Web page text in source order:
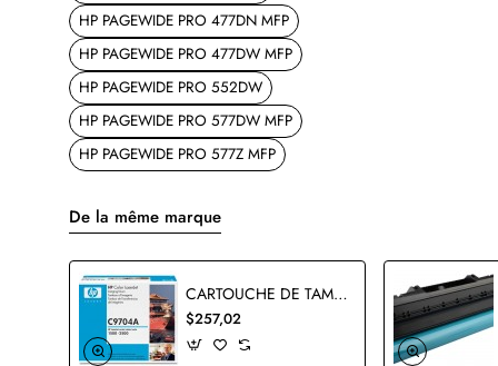
HP PAGEWIDE PRO 477DN MFP
HP PAGEWIDE PRO 477DW MFP
HP PAGEWIDE PRO 552DW
HP PAGEWIDE PRO 577DW MFP
HP PAGEWIDE PRO 577Z MFP
De la même marque
CARTOUCHE DE TAMBOUR HP C9704A ORIGINALE
$257,02